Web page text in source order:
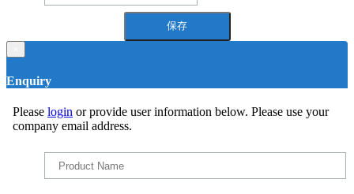
Enquiry
Please login or provide user information below. Please use your
company email address.